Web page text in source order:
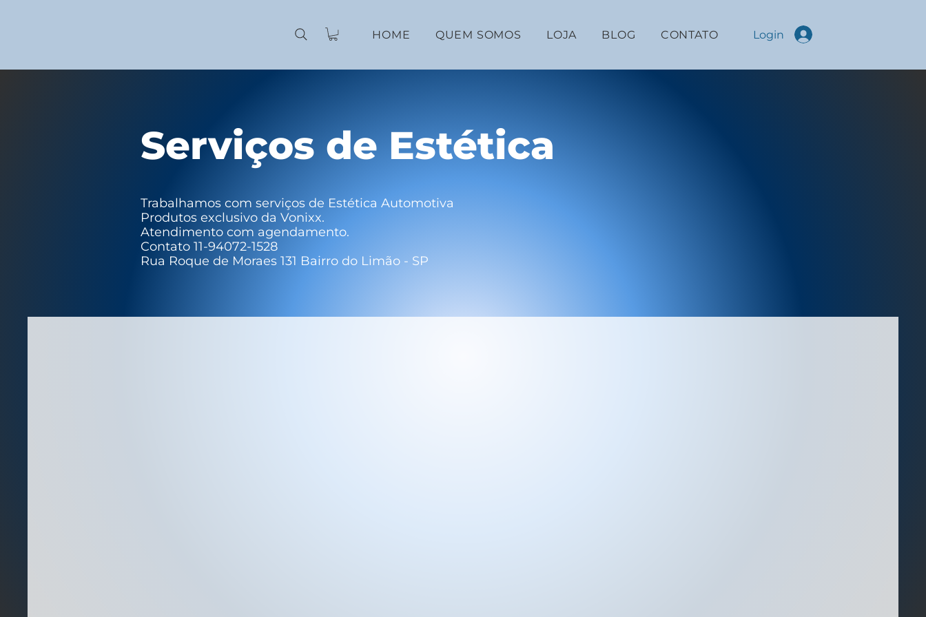
HOME QUEM SOMOS LOJA BLOG CONTATO Login
Serviços de Estética
Trabalhamos com serviços de Estética Automotiva
Produtos exclusivo da Vonixx.
Atendimento com agendamento.
Contato 11-94072-1528
Rua Roque de Moraes 131 Bairro do Limão - SP